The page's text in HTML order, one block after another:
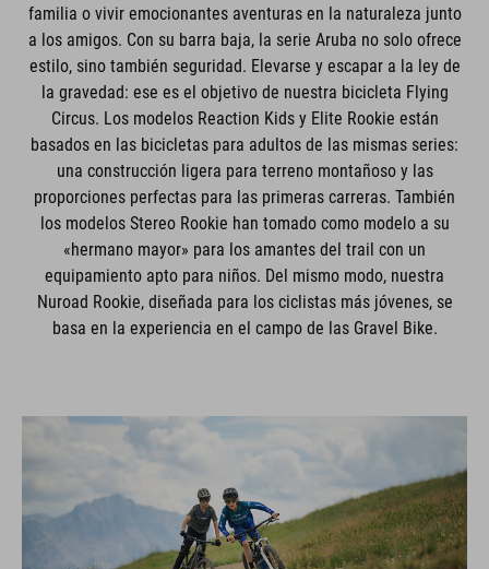
familia o vivir emocionantes aventuras en la naturaleza junto
a los amigos. Con su barra baja, la serie Aruba no solo ofrece
estilo, sino también seguridad. Elevarse y escapar a la ley de
la gravedad: ese es el objetivo de nuestra bicicleta Flying
Circus. Los modelos Reaction Kids y Elite Rookie están
basados en las bicicletas para adultos de las mismas series:
una construcción ligera para terreno montañoso y las
proporciones perfectas para las primeras carreras. También
los modelos Stereo Rookie han tomado como modelo a su
«hermano mayor» para los amantes del trail con un
equipamiento apto para niños. Del mismo modo, nuestra
Nuroad Rookie, diseñada para los ciclistas más jóvenes, se
basa en la experiencia en el campo de las Gravel Bike.